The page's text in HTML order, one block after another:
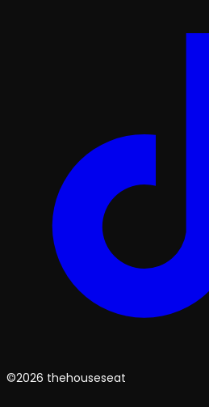
©2026 thehouseseat